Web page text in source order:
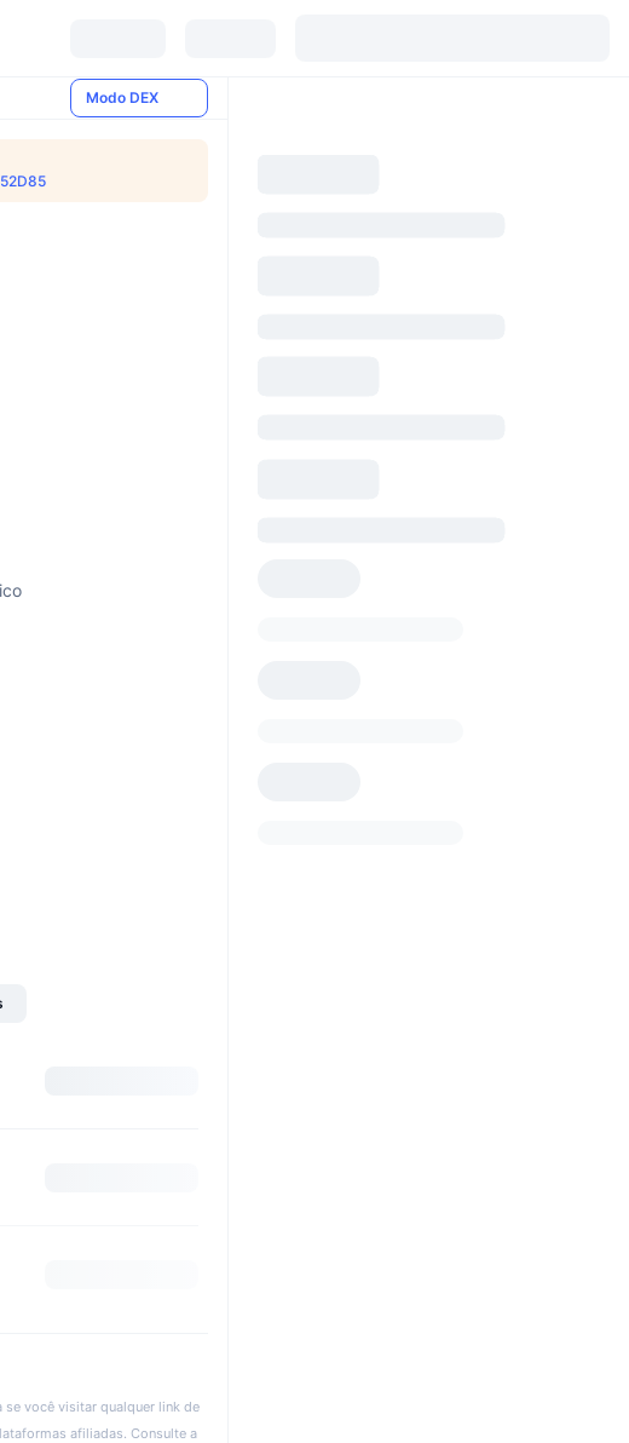
Modo DEX
você visitar qualquer link de
afiliadas. Consulte a